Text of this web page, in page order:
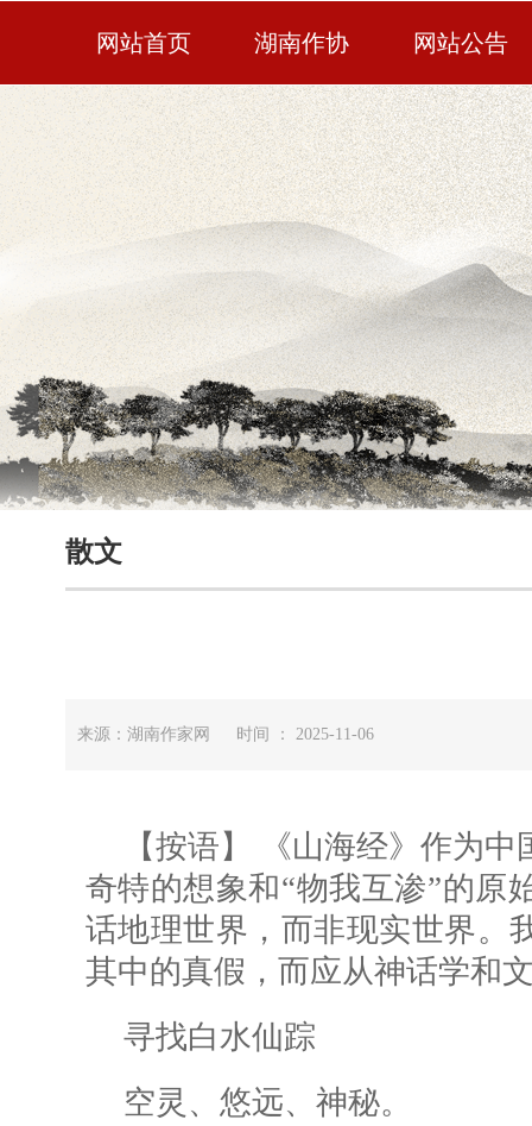
网站首页 湖南作协 网站公告
散文
来源：湖南作家网 时间 ： 2025-11-06
【按语 】 《山海经》作为中
奇特的想象和“物我互渗”的原
话地理世界，而非现实世界。
其中的真假，而应从神话学和
寻找白水仙踪
空灵、悠远、神秘。